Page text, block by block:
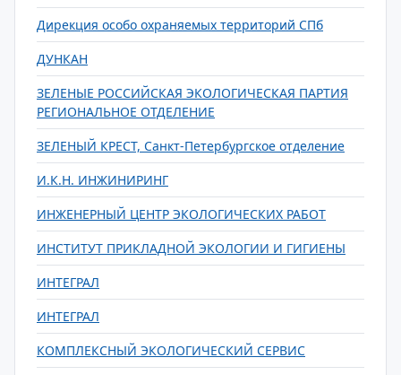
Дирекция особо охраняемых территорий СПб
ДУНКАН
ЗЕЛЕНЫЕ РОССИЙСКАЯ ЭКОЛОГИЧЕСКАЯ ПАРТИЯ
РЕГИОНАЛЬНОЕ ОТДЕЛЕНИЕ
ЗЕЛЕНЫЙ КРЕСТ, Санкт-Петербургское отделение
И.К.Н. ИНЖИНИРИНГ
ИНЖЕНЕРНЫЙ ЦЕНТР ЭКОЛОГИЧЕСКИХ РАБОТ
ИНСТИТУТ ПРИКЛАДНОЙ ЭКОЛОГИИ И ГИГИЕНЫ
ИНТЕГРАЛ
ИНТЕГРАЛ
КОМПЛЕКСНЫЙ ЭКОЛОГИЧЕСКИЙ СЕРВИС